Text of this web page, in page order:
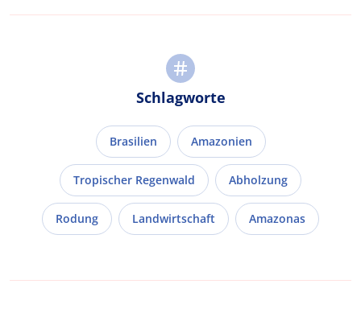
Schlagworte
Brasilien Amazonien
Tropischer Regenwald Abholzung
Rodung Landwirtschaft Amazonas